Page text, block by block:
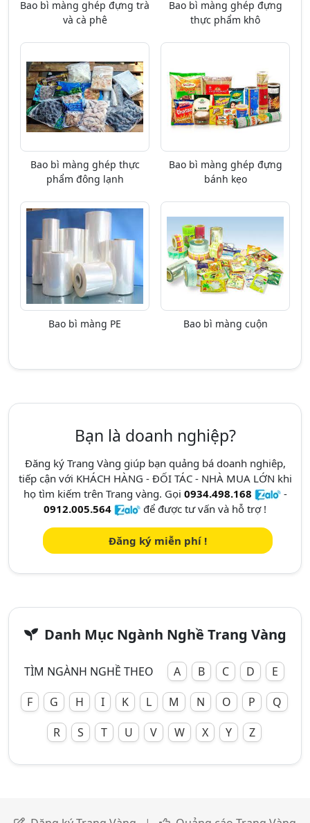
Bao bì màng ghép đựng trà
và cà phê
Bao bì màng ghép đựng
thực phẩm khô
Bao bì màng ghép thực
phẩm đông lạnh
Bao bì màng ghép đựng
bánh kẹo
Bao bì màng PE Bao bì màng cuộn
Bạn là doanh nghiệp?
Đăng ký Trang Vàng giúp bạn quảng bá doanh nghiêp,
tiếp cận với KHÁCH HÀNG - ĐỐI TÁC - NHÀ MUA LỚN khi
họ tìm kiếm trên Trang vàng. Gọi 0934.498.168
-
0912.005.564
để được tư vấn và hỗ trợ !
Đăng ký miễn phí !
Danh Mục Ngành Nghề Trang Vàng
TÌM NGÀNH NGHỀ THEO A B C D
E
F
G H I K L M N O P
Q
R
S T U V W X Y Z